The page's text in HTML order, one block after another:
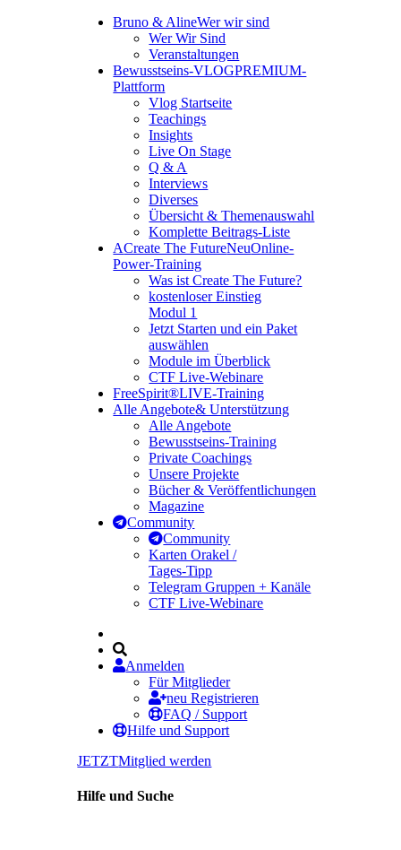
Bruno & AlineWer wir sind
Wer Wir Sind
Veranstaltungen
Bewusstseins-VLOGPREMIUM-
Plattform
Vlog Startseite
Teachings
Insights
Live On Stage
Q & A
Interviews
Diverses
Übersicht & Themenauswahl
Komplette Beitrags-Liste
ACreate The FutureNeuOnline-
Power-Training
Was ist Create The Future?
kostenloser Einstieg
Modul 1
Jetzt Starten und ein Paket
auswählen
Module im Überblick
CTF Live-Webinare
FreeSpirit®LIVE-Training
Alle Angebote& Unterstützung
Alle Angebote
Bewusstseins-Training
Private Coachings
Unsere Projekte
Bücher & Veröffentlichungen
Magazine
Community
Community
Karten Orakel /
Tages-Tipp
Telegram Gruppen + Kanäle
CTF Live-Webinare
Anmelden
Für Mitglieder
neu Registrieren
FAQ / Support
Hilfe und Support
JETZTMitglied werden
Hilfe und Suche